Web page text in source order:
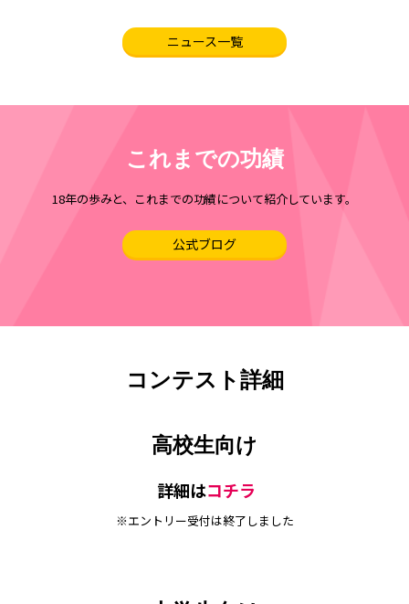
ニュース一覧
これまでの功績
18年の歩みと、これまでの功績について紹介しています。
公式ブログ
コンテスト詳細
高校生向け
詳細はコチラ
※エントリー受付は終了しました